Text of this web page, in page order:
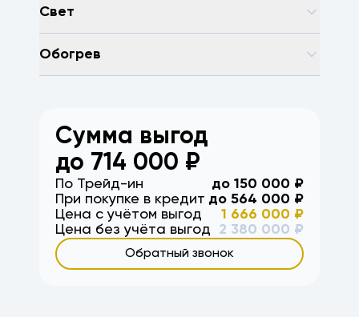
Свет
Обогрев
Сумма выгод
до 714 000 ₽
По Трейд-ин до 150 000 ₽
При покупке в кредит до 564 000 ₽
Цена с учётом выгод
1 666 000 ₽
Цена без учёта выгод
2 380 000 ₽
Обратный звонок